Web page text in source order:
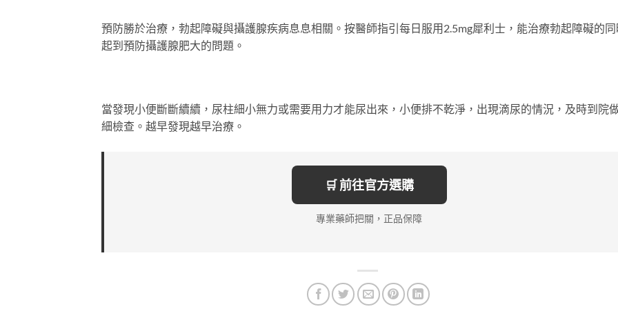
預防勝於治療，勃起障礙與攝護腺疾病息息相關。按醫師指引每日服用2.5mg犀利士，能治療勃起障礙的
起到預防攝護腺肥大的問題。
當發現小便斷斷續續，尿柱細小無力或需要用力才能尿出來，小便排不乾淨，出現滴尿的情況，及時到院
細檢查。越早發現越早治療。
🛒 前往官方選購
專業藥師把關，正品保障